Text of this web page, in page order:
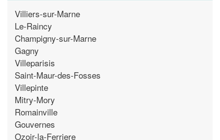
Villiers-sur-Marne
Le-Raincy
Champigny-sur-Marne
Gagny
Villeparisis
Saint-Maur-des-Fosses
Villepinte
Mitry-Mory
Romainville
Gouvernes
Ozoir-la-Ferriere